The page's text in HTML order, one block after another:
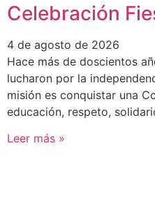
Celebración
4 de agosto de 2026
Hace más de doscientos
lucharon por la
misión es conquistar una
educación, respeto,
Leer más »